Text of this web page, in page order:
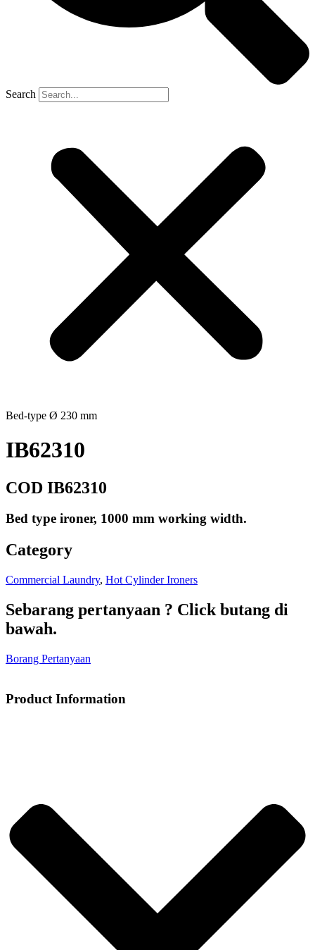
Search
Bed-type Ø 230 mm
IB62310
COD IB62310
Bed type ironer, 1000 mm working width.
Category
Commercial Laundry, Hot Cylinder Ironers
Sebarang pertanyaan ? Click butang di
bawah.
Borang Pertanyaan
Product Information